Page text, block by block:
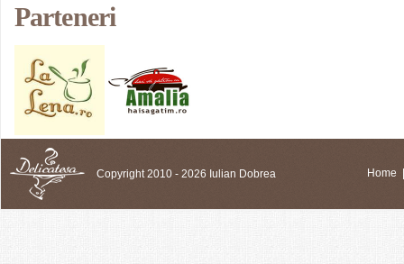
Parteneri
Copyright 2010 - 2026 Iulian Dobrea Home